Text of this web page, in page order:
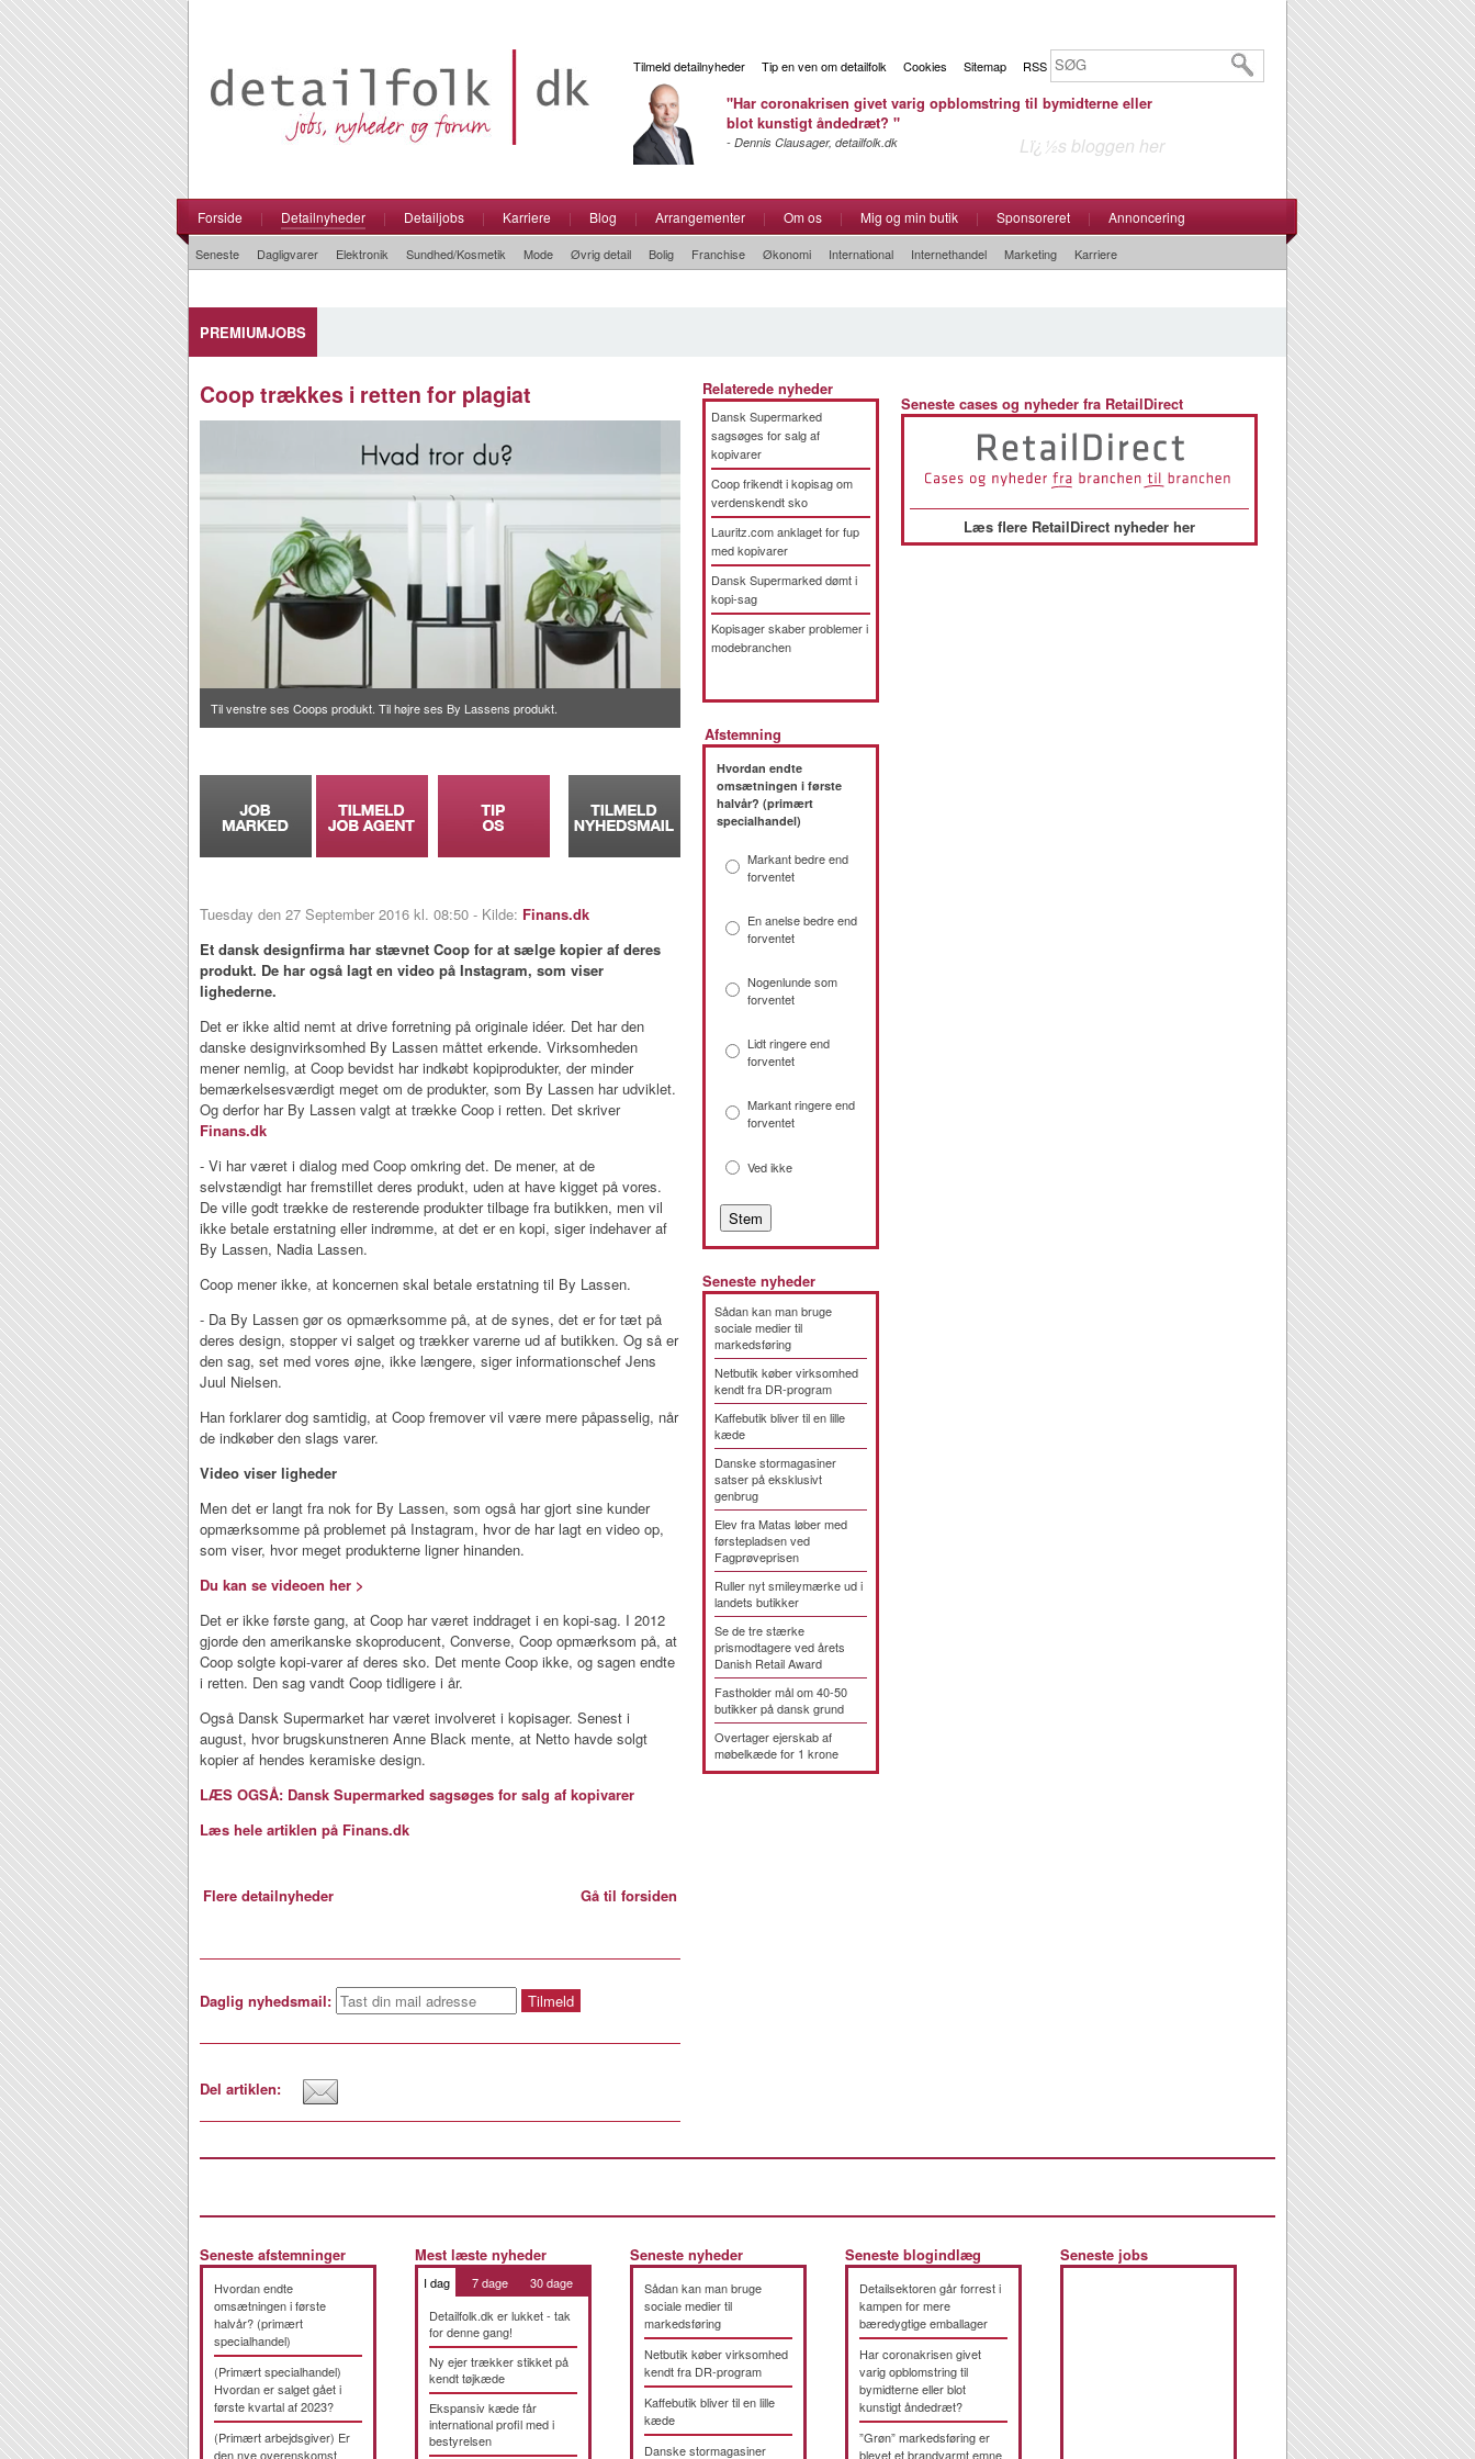
Tilmeld detailnyheder Tip en ven om detailfolk Cookies Sitemap RSS
"Har coronakrisen givet varig opblomstring til bymidterne eller
blot kunstigt åndedræt? "
- Dennis Clausager, detailfolk.dk Lï¿½s bloggen her
Forside | Detailnyheder | Detailjobs | Karriere | Blog | Arrangementer | Om os | Mig og min butik | Sponsoreret | Annoncering
Seneste Dagligvarer Elektronik Sundhed/Kosmetik Mode Øvrig detail Bolig Franchise Økonomi International Internethandel Marketing Karriere
PREMIUMJOBS
Coop trækkes i retten for plagiat
Til venstre ses Coops produkt. Til højre ses By Lassens produkt.
Tuesday den 27 September 2016 kl. 08:50 - Kilde: Finans.dk
Et dansk designfirma har stævnet Coop for at sælge kopier af deres
produkt. De har også lagt en video på Instagram, som viser
lighederne.
Det er ikke altid nemt at drive forretning på originale idéer. Det har den
danske designvirksomhed By Lassen måttet erkende. Virksomheden
mener nemlig, at Coop bevidst har indkøbt kopiprodukter, der minder
bemærkelsesværdigt meget om de produkter, som By Lassen har udviklet.
Og derfor har By Lassen valgt at trække Coop i retten. Det skriver
Finans.dk
- Vi har været i dialog med Coop omkring det. De mener, at de
selvstændigt har fremstillet deres produkt, uden at have kigget på vores.
De ville godt trække de resterende produkter tilbage fra butikken, men vil
ikke betale erstatning eller indrømme, at det er en kopi, siger indehaver af
By Lassen, Nadia Lassen.
Coop mener ikke, at koncernen skal betale erstatning til By Lassen.
- Da By Lassen gør os opmærksomme på, at de synes, det er for tæt på
deres design, stopper vi salget og trækker varerne ud af butikken. Og så er
den sag, set med vores øjne, ikke længere, siger informationschef Jens
Juul Nielsen.
Han forklarer dog samtidig, at Coop fremover vil være mere påpasselig, når
de indkøber den slags varer.
Video viser ligheder
Men det er langt fra nok for By Lassen, som også har gjort sine kunder
opmærksomme på problemet på Instagram, hvor de har lagt en video op,
som viser, hvor meget produkterne ligner hinanden.
Du kan se videoen her >
Det er ikke første gang, at Coop har været inddraget i en kopi-sag. I 2012
gjorde den amerikanske skoproducent, Converse, Coop opmærksom på, at
Coop solgte kopi-varer af deres sko. Det mente Coop ikke, og sagen endte
i retten. Den sag vandt Coop tidligere i år.
Også Dansk Supermarket har været involveret i kopisager. Senest i
august, hvor brugskunstneren Anne Black mente, at Netto havde solgt
kopier af hendes keramiske design.
LÆS OGSÅ: Dansk Supermarked sagsøges for salg af kopivarer
Læs hele artiklen på Finans.dk
Flere detailnyheder Gå til forsiden
Daglig nyhedsmail:
Del artiklen:
Relaterede nyheder
Dansk Supermarked
sagsøges for salg af
kopivarer
Coop frikendt i kopisag om
verdenskendt sko
Lauritz.com anklaget for fup
med kopivarer
Dansk Supermarked dømt i
kopi-sag
Kopisager skaber problemer i
modebranchen
Afstemning
Hvordan endte
omsætningen i første
halvår? (primært
specialhandel)
Markant bedre end
forventet
En anelse bedre end
forventet
Nogenlunde som
forventet
Lidt ringere end
forventet
Markant ringere end
forventet
Ved ikke
Seneste nyheder
Sådan kan man bruge
sociale medier til
markedsføring
Netbutik køber virksomhed
kendt fra DR-program
Kaffebutik bliver til en lille
kæde
Danske stormagasiner
satser på eksklusivt
genbrug
Elev fra Matas løber med
førstepladsen ved
Fagprøveprisen
Ruller nyt smileymærke ud i
landets butikker
Se de tre stærke
prismodtagere ved årets
Danish Retail Award
Fastholder mål om 40-50
butikker på dansk grund
Overtager ejerskab af
møbelkæde for 1 krone
Seneste cases og nyheder fra RetailDirect
Læs flere RetailDirect nyheder her
Seneste afstemninger
Hvordan endte
omsætningen i første
halvår? (primært
specialhandel)
(Primært specialhandel)
Hvordan er salget gået i
første kvartal af 2023?
(Primært arbejdsgiver) Er
den nye overenskomst
Mest læste nyheder
I dag 7 dage
30 dage
Detailfolk.dk er lukket - tak
for denne gang!
Ny ejer trækker stikket på
kendt tøjkæde
Ekspansiv kæde får
international profil med i
bestyrelsen
Seneste nyheder
Sådan kan man bruge
sociale medier til
markedsføring
Netbutik køber virksomhed
kendt fra DR-program
Kaffebutik bliver til en lille
kæde
Danske stormagasiner
Seneste blogindlæg
Detailsektoren går forrest i
kampen for mere
bæredygtige emballager
Har coronakrisen givet
varig opblomstring til
bymidterne eller blot
kunstigt åndedræt?
”Grøn” markedsføring er
blevet et brandvarmt emne
Seneste jobs